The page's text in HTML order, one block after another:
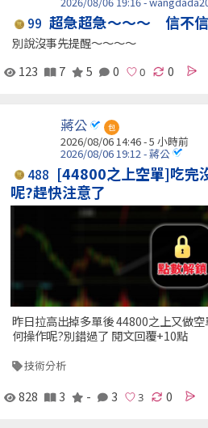
99 超急超急～～～ 信不
別說沒事先提醒～～～～
123
7 5 0 0
蔣公 包
2026/08/06 14:46 -5 小時前
2026/08/06 19:12 - 蔣公
488 [44800之上空單]吃完
呢?趕快注意了
昨日拉高出掉多單後 44800之上又做
何操作呢?別錯過了 閱文回覆+10點
技術分析
828 3 - 3 0